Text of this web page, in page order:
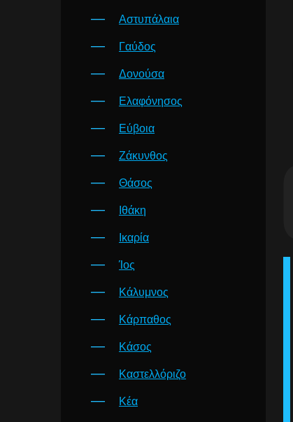
Αστυπάλαια
Γαύδος
Δονούσα
Ελαφόνησος
Εύβοια
Ζάκυνθος
Θάσος
Ιθάκη
Ικαρία
Ίος
Κάλυμνος
Κάρπαθος
Κάσος
Καστελλόριζο
Κέα